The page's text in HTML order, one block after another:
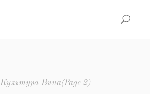
Культура Вина(Page 2)